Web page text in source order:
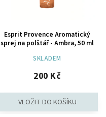
Esprit Provence Aromatický
sprej na polštář - Ambra, 50 ml
SKLADEM
200 Kč